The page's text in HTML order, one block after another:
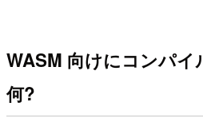
WASM 向けにコンパ
何?